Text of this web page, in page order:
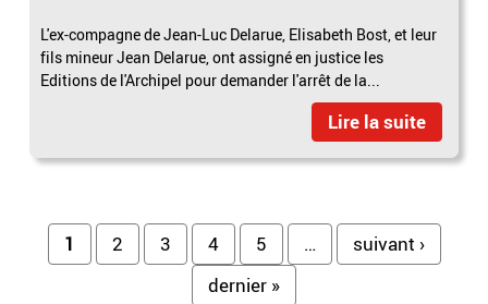
L'ex-compagne de Jean-Luc Delarue, Elisabeth Bost, et leur
fils mineur Jean Delarue, ont assigné en justice les
Editions de l'Archipel pour demander l'arrêt de la...
Lire la suite
Pages
1 2 3 4 5 …
suivant ›
dernier »